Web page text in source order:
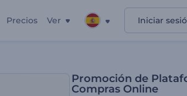
Precios Ver Iniciar
Promoción de
Compras Online